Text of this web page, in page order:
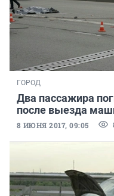
ГОРОД
Два пассажира
после выезда
8 ИЮНЯ 2017, 09:05